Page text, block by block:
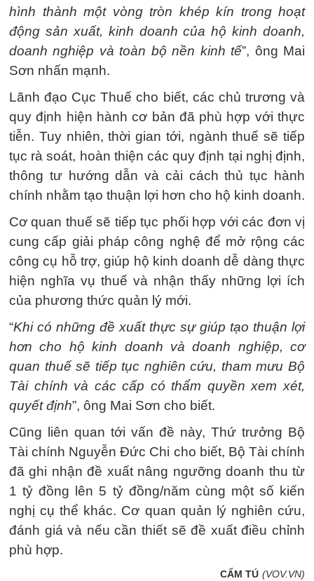
hình thành một vòng tròn khép kín trong hoạt
động sản xuất, kinh doanh của hộ kinh doanh,
doanh nghiệp và toàn bộ nền kinh tế”, ông Mai
Sơn nhấn mạnh.
Lãnh đạo Cục Thuế cho biết, các chủ trương và
quy định hiện hành cơ bản đã phù hợp với thực
tiễn. Tuy nhiên, thời gian tới, ngành thuế sẽ tiếp
tục rà soát, hoàn thiện các quy định tại nghị định,
thông tư hướng dẫn và cải cách thủ tục hành
chính nhằm tạo thuận lợi hơn cho hộ kinh doanh.
Cơ quan thuế sẽ tiếp tục phối hợp với các đơn vị
cung cấp giải pháp công nghệ để mở rộng các
công cụ hỗ trợ, giúp hộ kinh doanh dễ dàng thực
hiện nghĩa vụ thuế và nhận thấy những lợi ích
của phương thức quản lý mới.
“Khi có những đề xuất thực sự giúp tạo thuận lợi
hơn cho hộ kinh doanh và doanh nghiệp, cơ
quan thuế sẽ tiếp tục nghiên cứu, tham mưu Bộ
Tài chính và các cấp có thẩm quyền xem xét,
quyết định”, ông Mai Sơn cho biết.
Cũng liên quan tới vấn đề này, Thứ trưởng Bộ
Tài chính Nguyễn Đức Chi cho biết, Bộ Tài chính
đã ghi nhận đề xuất nâng ngưỡng doanh thu từ
1 tỷ đồng lên 5 tỷ đồng/năm cùng một số kiến
nghị cụ thể khác. Cơ quan quản lý nghiên cứu,
đánh giá và nếu cần thiết sẽ đề xuất điều chỉnh
phù hợp.
CẨM TÚ (VOV.VN)